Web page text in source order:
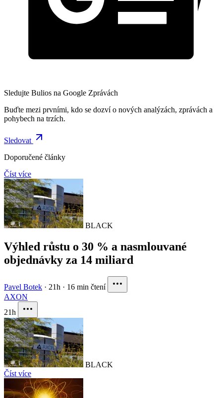
Sledujte Bulios na Google Zprávách
Buďte mezi prvními, kdo se dozví o nových analýzách, zprávách a
pohybech na trzích.
Sledovat
Doporučené články
Číst více
BLACK
Výhled růstu o 30 % a nasmlouvané
objednávky za 14 miliard
Pavel Botek · 21h · 16 min čtení
AXON
21h
BLACK
Číst více